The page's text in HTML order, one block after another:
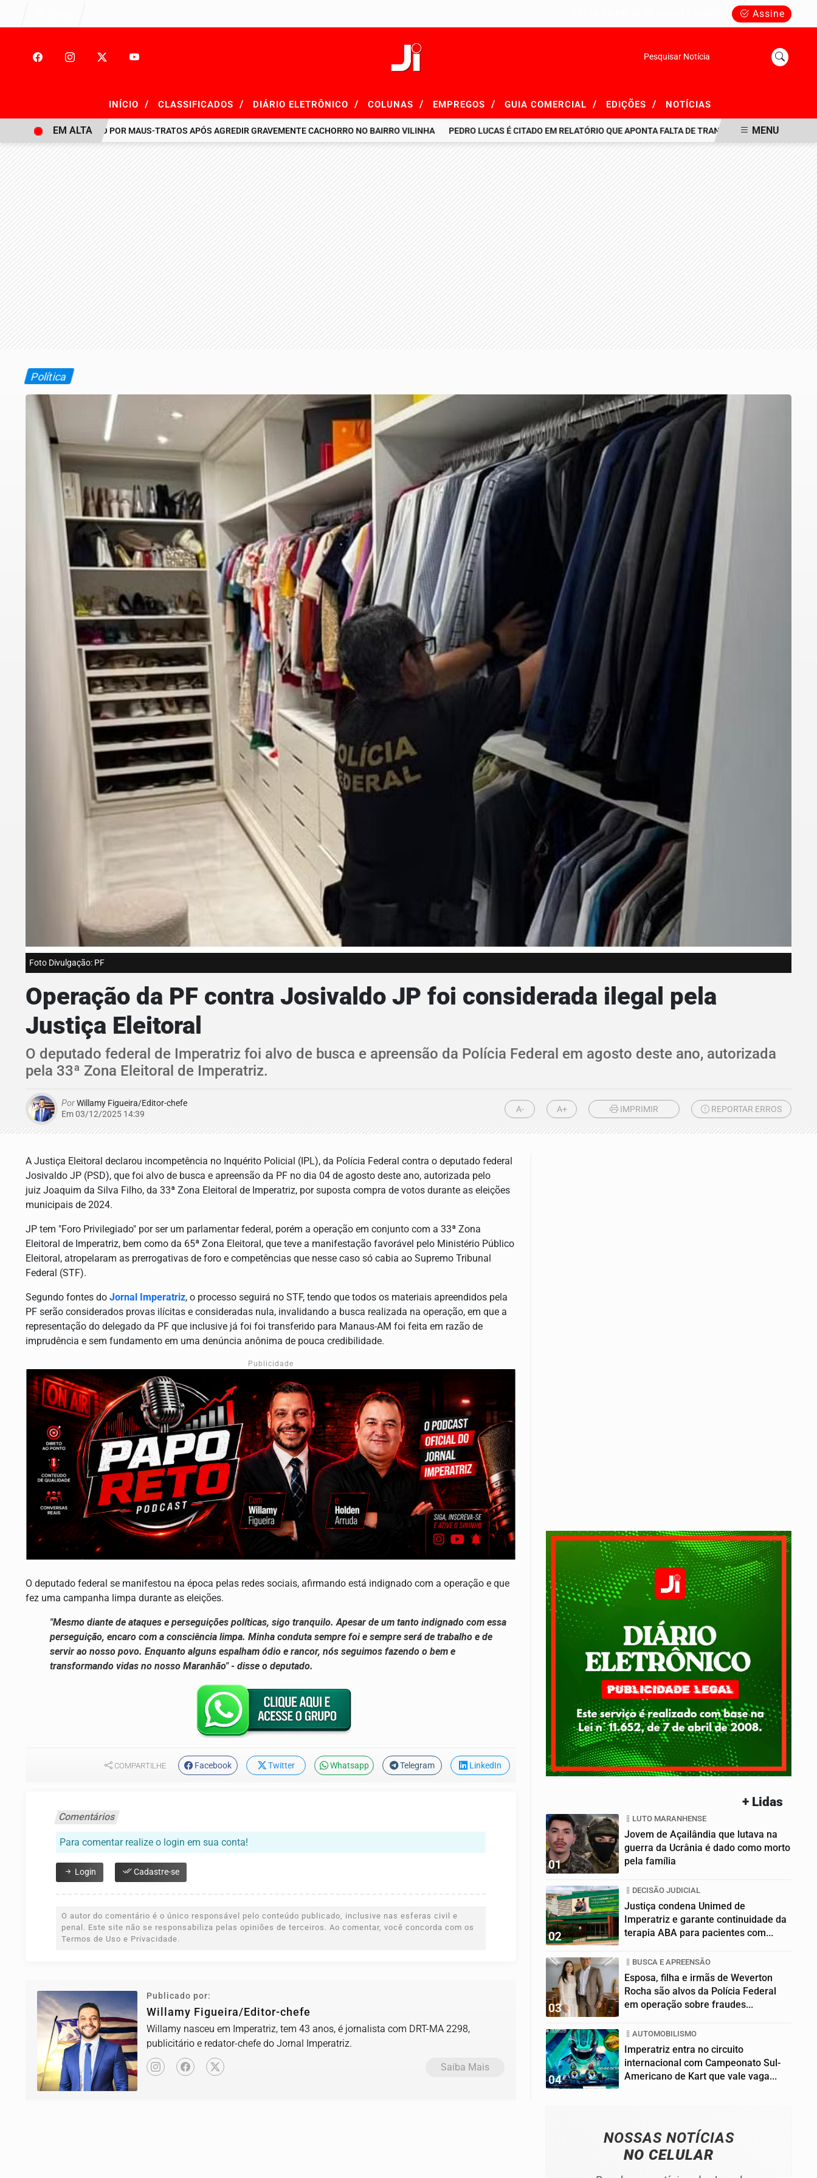
Assine
Pesquisar Notícia
INÍCIO / CLASSIFICADOS / DIÁRIO ELETRÔNICO / COLUNAS / EMPREGOS / GUIA COMERCIAL / EDIÇÕES / NOTÍCIAS
HOMEM É PRESO POR MAUS-TRATOS APÓS AGREDIR GRAVEMENTE CACHORRO NO BAIRRO VILINHA PEDRO LUCAS É CITADO EM RELATÓRIO QUE APONTA FALTA DE TRANSPARÊNCIA EM R$ 716
EM ALTA MENU
Política
Foto Divulgação: PF
Operação da PF contra Josivaldo JP foi considerada ilegal pela
Justiça Eleitoral
O deputado federal de Imperatriz foi alvo de busca e apreensão da Polícia Federal em agosto deste ano, autorizada
pela 33ª Zona Eleitoral de Imperatriz.
PorWillamy Figueira/Editor-chefe
Em 03/12/2025 14:39
A- A+ IMPRIMIR REPORTAR ERROS
A Justiça Eleitoral declarou incompetência no Inquérito Policial (IPL), da Polícia Federal contra o deputado federal
Josivaldo JP (PSD), que foi alvo de busca e apreensão da PF no dia 04 de agosto deste ano, autorizada pelo
juiz Joaquim da Silva Filho, da 33ª Zona Eleitoral de Imperatriz, por suposta compra de votos durante as eleições
municipais de 2024.
JP tem "Foro Privilegiado" por ser um parlamentar federal, porém a operação em conjunto com a 33ª Zona
Eleitoral de Imperatriz, bem como da 65ª Zona Eleitoral, que teve a manifestação favorável pelo Ministério Público
Eleitoral, atropelaram as prerrogativas de foro e competências que nesse caso só cabia ao Supremo Tribunal
Federal (STF).
Segundo fontes do Jornal Imperatriz, o processo seguirá no STF, tendo que todos os materiais apreendidos pela
PF serão considerados provas ilícitas e consideradas nula, invalidando a busca realizada na operação, em que a
representação do delegado da PF que inclusive já foi foi transferido para Manaus-AM foi feita em razão de
imprudência e sem fundamento em uma denúncia anônima de pouca credibilidade.
Publicidade
O deputado federal se manifestou na época pelas redes sociais, afirmando está indignado com a operação e que
fez uma campanha limpa durante as eleições.
"Mesmo diante de ataques e perseguições políticas, sigo tranquilo. Apesar de um tanto indignado com essa
perseguição, encaro com a consciência limpa. Minha conduta sempre foi e sempre será de trabalho e de
servir ao nosso povo. Enquanto alguns espalham ódio e rancor, nós seguimos fazendo o bem e
transformando vidas no nosso Maranhão" - disse o deputado.
COMPARTILHE Facebook Twitter Whatsapp Telegram LinkedIn
Comentários
Para comentar realize o login em sua conta!
Login Cadastre-se
O autor do comentário é o único responsável pelo conteúdo publicado, inclusive nas esferas civil e
penal. Este site não se responsabiliza pelas opiniões de terceiros. Ao comentar, você concorda com os
Termos de Uso e Privacidade.
Publicado por:
Willamy Figueira/Editor-chefe
Willamy nasceu em Imperatriz, tem 43 anos, é jornalista com DRT-MA 2298,
publicitário e redator-chefe do Jornal Imperatriz.
Saiba Mais
+ Lidas
01
LUTO MARANHENSE
Jovem de Açailândia que lutava na
guerra da Ucrânia é dado como morto
pela família
02
DECISÃO JUDICIAL
Justiça condena Unimed de
Imperatriz e garante continuidade da
terapia ABA para pacientes com...
03
BUSCA E APREENSÃO
Esposa, filha e irmãs de Weverton
Rocha são alvos da Polícia Federal
em operação sobre fraudes...
04
AUTOMOBILISMO
Imperatriz entra no circuito
internacional com Campeonato Sul-
Americano de Kart que vale vaga...
NOSSAS NOTÍCIAS
NO CELULAR